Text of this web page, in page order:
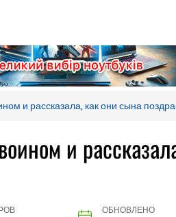
и рассказала, как они сына
и
ОБНОВЛЕНО